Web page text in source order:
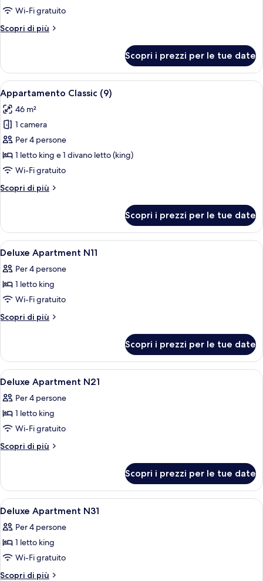
Classic
Wi-Fi gratuito
Scopri di più
Altri
Classic
(8)
Scopri i prezzi per le tue date
Apri
tutte
le
foto
per
Appartamento
Classic
Un'area pranzo moderna con un
6
Appartamento Classic (9)
46 m²
1 camera
Per 4 persone
1 letto king e 1 divano letto (king)
Wi-Fi gratuito
Scopri di più
Altri
Classic
(9)
Scopri i prezzi per le tue date
Apri
tutte
le
foto
per
Deluxe
1 camera, biancheria da letto di alta
7
Deluxe Apartment N11
Per 4 persone
1 letto king
Wi-Fi gratuito
Scopri di più
Altri
Apartment
N11
Scopri i prezzi per le tue date
Apri
tutte
le
foto
per
Deluxe
1 camera, biancheria da letto di alta
7
Deluxe Apartment N21
Per 4 persone
1 letto king
Wi-Fi gratuito
Scopri di più
Altri
Apartment
N21
Scopri i prezzi per le tue date
Apri
tutte
le
foto
per
Deluxe
1 camera, biancheria da letto di alta
7
Deluxe Apartment N31
Per 4 persone
1 letto king
Wi-Fi gratuito
Scopri di più
Altri